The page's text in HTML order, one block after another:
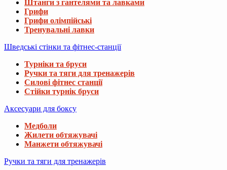
Штанги з гантелями та лавками
Грифи
Грифи олімпійські
Тренувальні лавки
Шведські стінки та фітнес-станції
Турніки та бруси
Ручки та тяги для тренажерів
Силові фітнес станції
Стійки турнік бруси
Аксесуари для боксу
Медболи
Жилети обтяжувачі
Манжети обтяжувачі
Ручки та тяги для тренажерів